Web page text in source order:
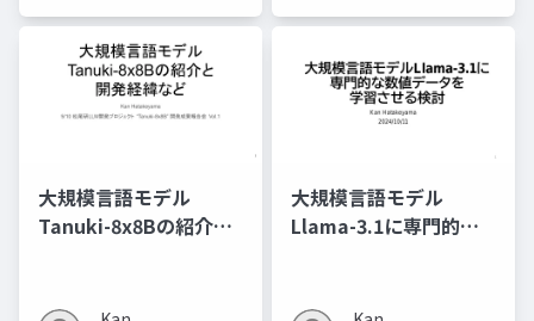
大規模言語モデル
Tanuki-8x8Bの紹介と
大規模言語モデル
Llama-3.1に専門的な